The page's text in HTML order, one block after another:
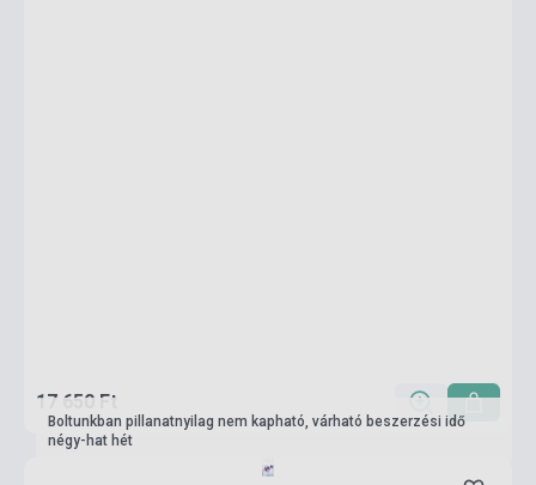
17 650 Ft
Boltunkban pillanatnyilag nem kapható, várható beszerzési idő
négy-hat hét